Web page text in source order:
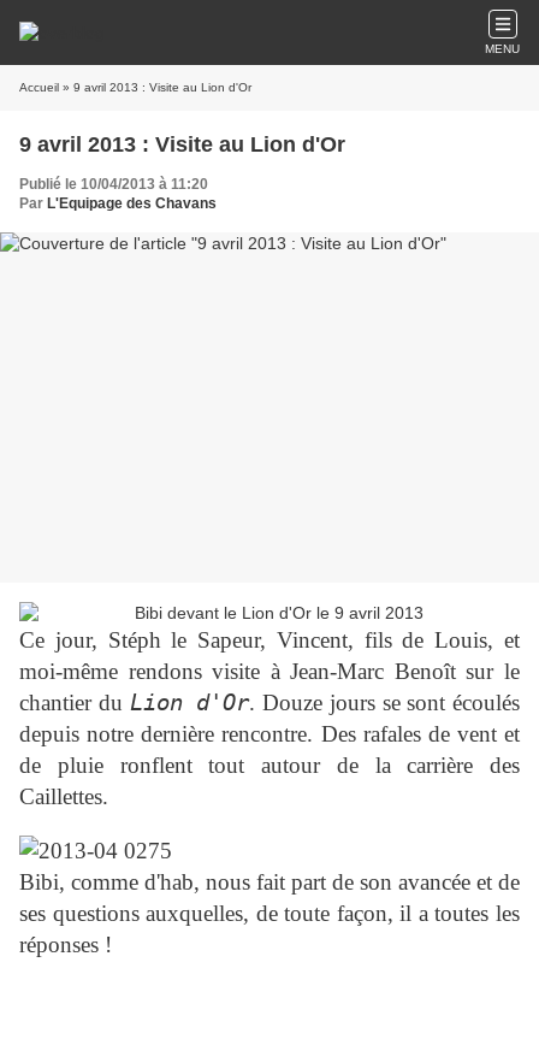
MENU
Accueil » 9 avril 2013 : Visite au Lion d'Or
9 avril 2013 : Visite au Lion d'Or
Publié le 10/04/2013 à 11:20
Par L'Equipage des Chavans
Ce jour, Stéph le Sapeur, Vincent, fils de Louis, et
moi-même rendons visite à Jean-Marc Benoît sur le
chantier du Lion d'Or. Douze jours se sont écoulés
depuis notre dernière rencontre. Des rafales de vent et
de pluie ronflent tout autour de la carrière des
Caillettes.
Bibi, comme d'hab, nous fait part de son avancée et de
ses questions auxquelles, de toute façon, il a toutes les
réponses !